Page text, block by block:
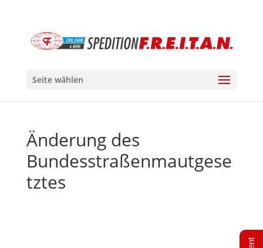
Seite wählen
Änderung des
Bundesstraßenmautgese
tztes